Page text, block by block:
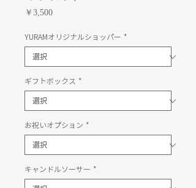
￥3,500価
YURAMオリジナルショッパー *
ギフトボックス *
お祝いオプション *
キャンドルソーサー *